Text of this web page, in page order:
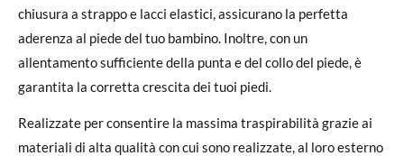
chiusura a strappo e lacci elastici, assicurano la perfetta
aderenza al piede del tuo bambino. Inoltre, con un
allentamento sufficiente della punta e del collo del piede, è
garantita la corretta crescita dei tuoi piedi.
Realizzate per consentire la massima traspirabilità grazie ai
materiali di alta qualità con cui sono realizzate, al loro esterno